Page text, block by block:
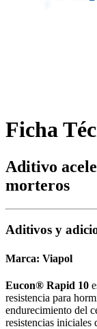
Ficha
Aditivo
morteros
Aditivos y
Marca: Viapol
Eucon® Rapid 10
resistencia para
endurecimiento del
resistencias iniciales